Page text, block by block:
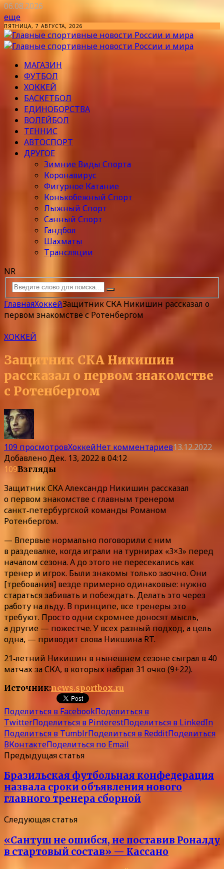
06.08.2026
еще
ПЯТНИЦА, 7 АВГУСТА, 2026
МАГАЗИН
ФУТБОЛ
ХОККЕЙ
БАСКЕТБОЛ
ЕДИНОБОРСТВА
ВОЛЕЙБОЛ
ТЕННИС
АВТОСПОРТ
ДРУГОЕ
Зимние Виды Спорта
Коронавирус
Фигурное Катание
Конькобежный Спорт
Лыжный Спорт
Санный Спорт
Гандбол
Шахматы
Трансляции
NR
ГлавнаяХоккейЗащитник СКА Никишин рассказал о
первом знакомстве с Ротенбергом
ХОККЕЙ
Защитник СКА Никишин
рассказал о первом знакомстве
с Ротенбергом
109 просмотровХоккейНет комментариев13.12.2022
ДобавленоДек. 13, 2022 в 04:12
109Взгляды
Защитник СКА Александр Никишин рассказал
о первом знакомстве с главным тренером
санкт‑петербургской команды Романом
Ротенбергом.
— Впервые нормально поговорили с ним
в раздевалке, когда играли на турнирах «3×3» перед
началом сезона. А до этого не пересекались как
тренер и игрок. Были знакомы только заочно. Они
[требования] везде примерно одинаковые: нужно
стараться забивать и побеждать. Делать это через
работу на льду. В принципе, все тренеры это
требуют. Просто одни скромнее доносят мысль,
а другие — пожестче. У всех разный подход, а цель
одна, — приводит слова Никшина RT.
21‑летний Никишин в нынешнем сезоне сыграл в 40
матчах за СКА, в которых набрал 31 очко (9+22).
Источник:news.sportbox.ru
Поделиться в FacebookПоделиться в
TwitterПоделиться в PinterestПоделиться в LinkedIn
Поделиться в TumblrПоделиться в RedditПоделиться
ВКонтактеПоделиться по Email
Предыдущая статья
Бразильская футбольная конфедерация
назвала сроки объявления нового
главного тренера сборной
Следующая статья
«Сантуш не ошибся, не поставив Роналду
в стартовый состав» — Кассано